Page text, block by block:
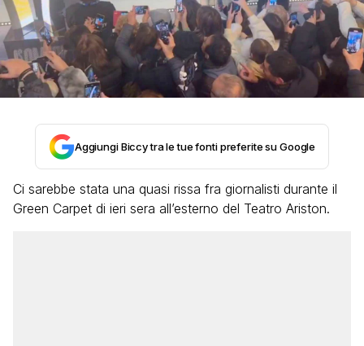
Aggiungi Biccy tra le tue fonti preferite su Google
Ci sarebbe stata una quasi rissa fra giornalisti durante il
Green Carpet di ieri sera all’esterno del Teatro Ariston.